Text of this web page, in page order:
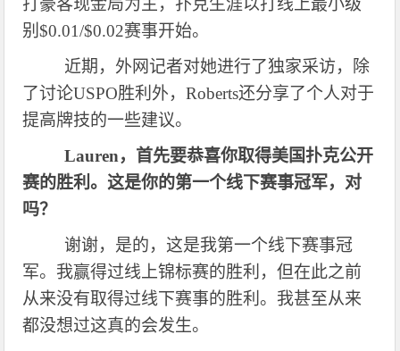
打豪客现金局为主，扑克生涯以打线上最小级
别$0.01/$0.02赛事开始。
近期，外网记者对她进行了独家采访，除
了讨论USPO胜利外，Roberts还分享了个人对于
提高牌技的一些建议。
Lauren，首先要恭喜你取得美国扑克公开
赛的胜利。这是你的第一个线下赛事冠军，对
吗？
谢谢，是的，这是我第一个线下赛事冠
军。我赢得过线上锦标赛的胜利，但在此之前
从来没有取得过线下赛事的胜利。我甚至从来
都没想过这真的会发生。